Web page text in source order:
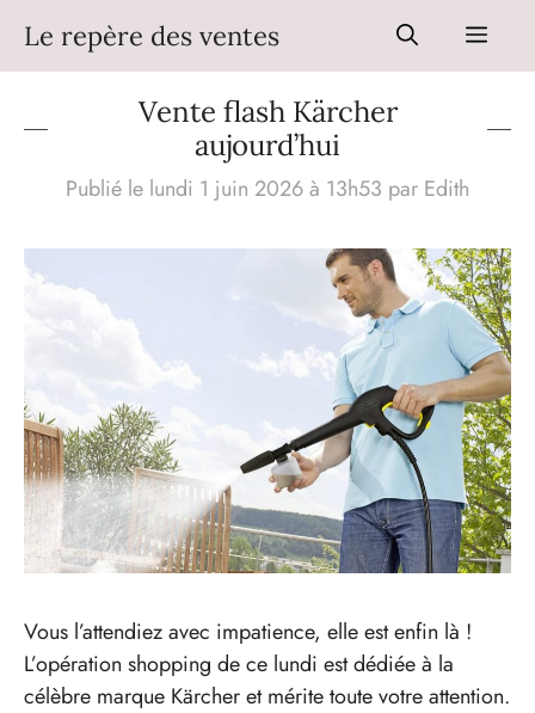
contenu
Le repère des ventes Menu
Vente flash Kärcher
aujourd’hui
Publié le lundi 1 juin 2026 à 13h53 par Edith
Vous l’attendiez avec impatience, elle est enfin là !
L’opération shopping de ce lundi est dédiée à la
célèbre marque Kärcher et mérite toute votre attention.